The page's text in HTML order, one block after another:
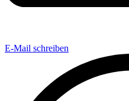
E-Mail schreiben